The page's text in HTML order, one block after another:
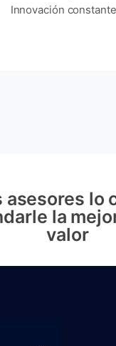
Innovación
asesores lo
la
valor